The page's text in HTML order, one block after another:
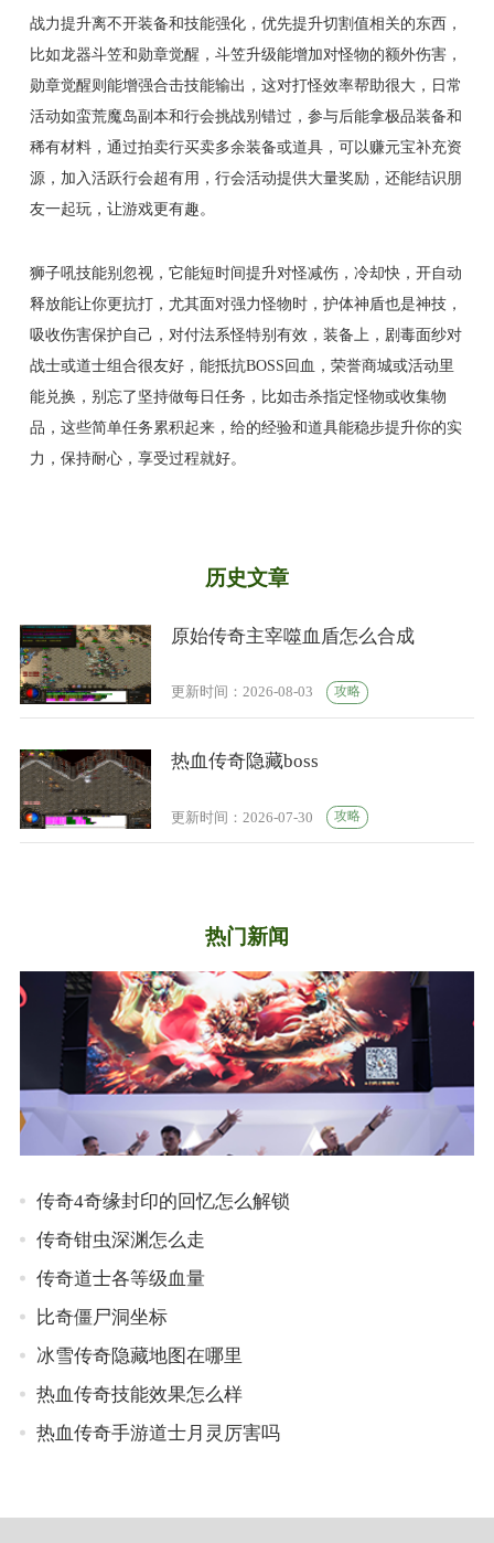
战力提升离不开装备和技能强化，优先提升切割值相关的东西，
比如龙器斗笠和勋章觉醒，斗笠升级能增加对怪物的额外伤害，
勋章觉醒则能增强合击技能输出，这对打怪效率帮助很大，日常
活动如蛮荒魔岛副本和行会挑战别错过，参与后能拿极品装备和
稀有材料，通过拍卖行买卖多余装备或道具，可以赚元宝补充资
源，加入活跃行会超有用，行会活动提供大量奖励，还能结识朋
友一起玩，让游戏更有趣。
狮子吼技能别忽视，它能短时间提升对怪减伤，冷却快，开自动
释放能让你更抗打，尤其面对强力怪物时，护体神盾也是神技，
吸收伤害保护自己，对付法系怪特别有效，装备上，剧毒面纱对
战士或道士组合很友好，能抵抗BOSS回血，荣誉商城或活动里
能兑换，别忘了坚持做每日任务，比如击杀指定怪物或收集物
品，这些简单任务累积起来，给的经验和道具能稳步提升你的实
力，保持耐心，享受过程就好。
历史文章
原始传奇主宰噬血盾怎么合成
更新时间：2026-08-03 攻略
热血传奇隐藏boss
更新时间：2026-07-30 攻略
热门新闻
传奇4奇缘封印的回忆怎么解锁
传奇钳虫深渊怎么走
传奇道士各等级血量
比奇僵尸洞坐标
冰雪传奇隐藏地图在哪里
热血传奇技能效果怎么样
热血传奇手游道士月灵厉害吗